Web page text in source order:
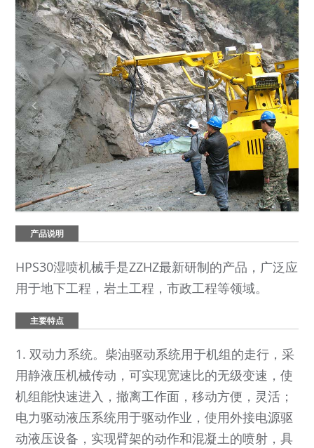
产品说明
HPS30湿喷机械手是ZZHZ最新研制的产品，广泛应
用于地下工程，岩土工程，市政工程等领域。
主要特点
1. 双动力系统。柴油驱动系统用于机组的走行，采
用静液压机械传动，可实现宽速比的无级变速，使
机组能快速进入，撤离工作面，移动方便，灵活；
电力驱动液压系统用于驱动作业，使用外接电源驱
动液压设备，实现臂架的动作和混凝土的喷射，具